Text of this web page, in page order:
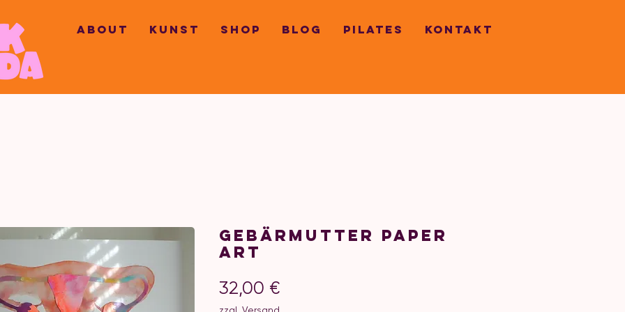
ABOUT KUNST SHOP BLOG PILATES KONTAKT
Gebärmutter Paper
Art
32,00 €